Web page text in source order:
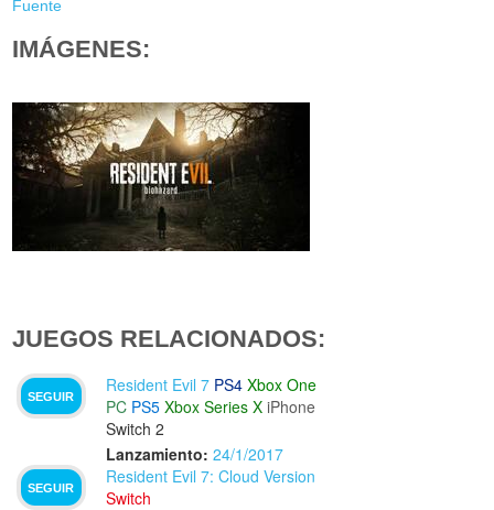
Fuente
IMÁGENES:
JUEGOS RELACIONADOS:
SEGUIR
Resident Evil 7 PS4 Xbox One
PC PS5 Xbox Series X iPhone
Switch 2
Lanzamiento: 24/1/2017
SEGUIR
Resident Evil 7: Cloud Version
Switch